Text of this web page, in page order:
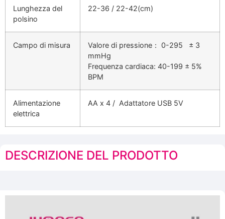
Lunghezza del
polsino
22-36 / 22-42(cm)
Campo di misura
Valore di pressione： 0-295 ± 3
mmHg
Frequenza cardiaca: 40-199 ± 5%
BPM
Alimentazione
elettrica
AA x 4 / Adattatore USB 5V
DESCRIZIONE DEL PRODOTTO